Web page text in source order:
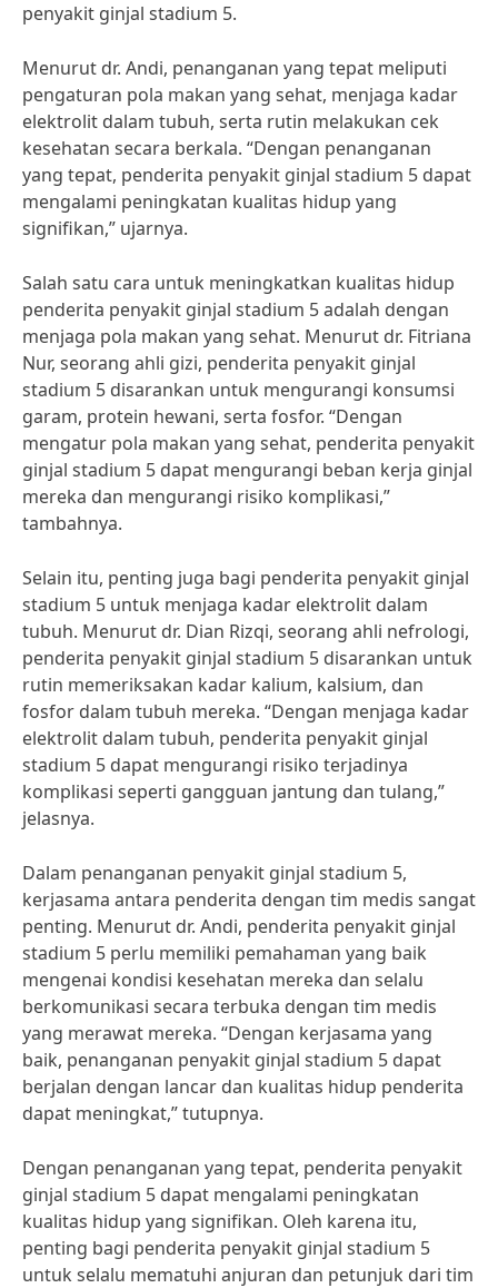
penyakit ginjal stadium 5.
Menurut dr. Andi, penanganan yang tepat meliputi
pengaturan pola makan yang sehat, menjaga kadar
elektrolit dalam tubuh, serta rutin melakukan cek
kesehatan secara berkala. “Dengan penanganan
yang tepat, penderita penyakit ginjal stadium 5 dapat
mengalami peningkatan kualitas hidup yang
signifikan,” ujarnya.
Salah satu cara untuk meningkatkan kualitas hidup
penderita penyakit ginjal stadium 5 adalah dengan
menjaga pola makan yang sehat. Menurut dr. Fitriana
Nur, seorang ahli gizi, penderita penyakit ginjal
stadium 5 disarankan untuk mengurangi konsumsi
garam, protein hewani, serta fosfor. “Dengan
mengatur pola makan yang sehat, penderita penyakit
ginjal stadium 5 dapat mengurangi beban kerja ginjal
mereka dan mengurangi risiko komplikasi,”
tambahnya.
Selain itu, penting juga bagi penderita penyakit ginjal
stadium 5 untuk menjaga kadar elektrolit dalam
tubuh. Menurut dr. Dian Rizqi, seorang ahli nefrologi,
penderita penyakit ginjal stadium 5 disarankan untuk
rutin memeriksakan kadar kalium, kalsium, dan
fosfor dalam tubuh mereka. “Dengan menjaga kadar
elektrolit dalam tubuh, penderita penyakit ginjal
stadium 5 dapat mengurangi risiko terjadinya
komplikasi seperti gangguan jantung dan tulang,”
jelasnya.
Dalam penanganan penyakit ginjal stadium 5,
kerjasama antara penderita dengan tim medis sangat
penting. Menurut dr. Andi, penderita penyakit ginjal
stadium 5 perlu memiliki pemahaman yang baik
mengenai kondisi kesehatan mereka dan selalu
berkomunikasi secara terbuka dengan tim medis
yang merawat mereka. “Dengan kerjasama yang
baik, penanganan penyakit ginjal stadium 5 dapat
berjalan dengan lancar dan kualitas hidup penderita
dapat meningkat,” tutupnya.
Dengan penanganan yang tepat, penderita penyakit
ginjal stadium 5 dapat mengalami peningkatan
kualitas hidup yang signifikan. Oleh karena itu,
penting bagi penderita penyakit ginjal stadium 5
untuk selalu mematuhi anjuran dan petunjuk dari tim